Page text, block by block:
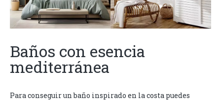
Baños con esencia
mediterránea
Para conseguir un baño inspirado en la costa puedes